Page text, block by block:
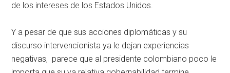
de los intereses de los Estados Unidos.
Y a pesar de que sus acciones diplomáticas y su
discurso intervencionista ya le dejan experiencias
negativas, parece que al presidente colombiano poco le